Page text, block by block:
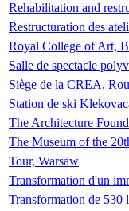
Rehabilitation and
Restructuration des
Royal College of Art,
Salle de spectacle
Siège de la CREA,
Station de ski
The Architecture
The Museum of the
Tour, Warsaw
Transformation d'un
Transformation de 530